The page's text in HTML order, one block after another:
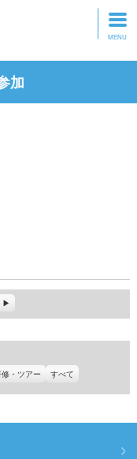
加
・ツアー すべて